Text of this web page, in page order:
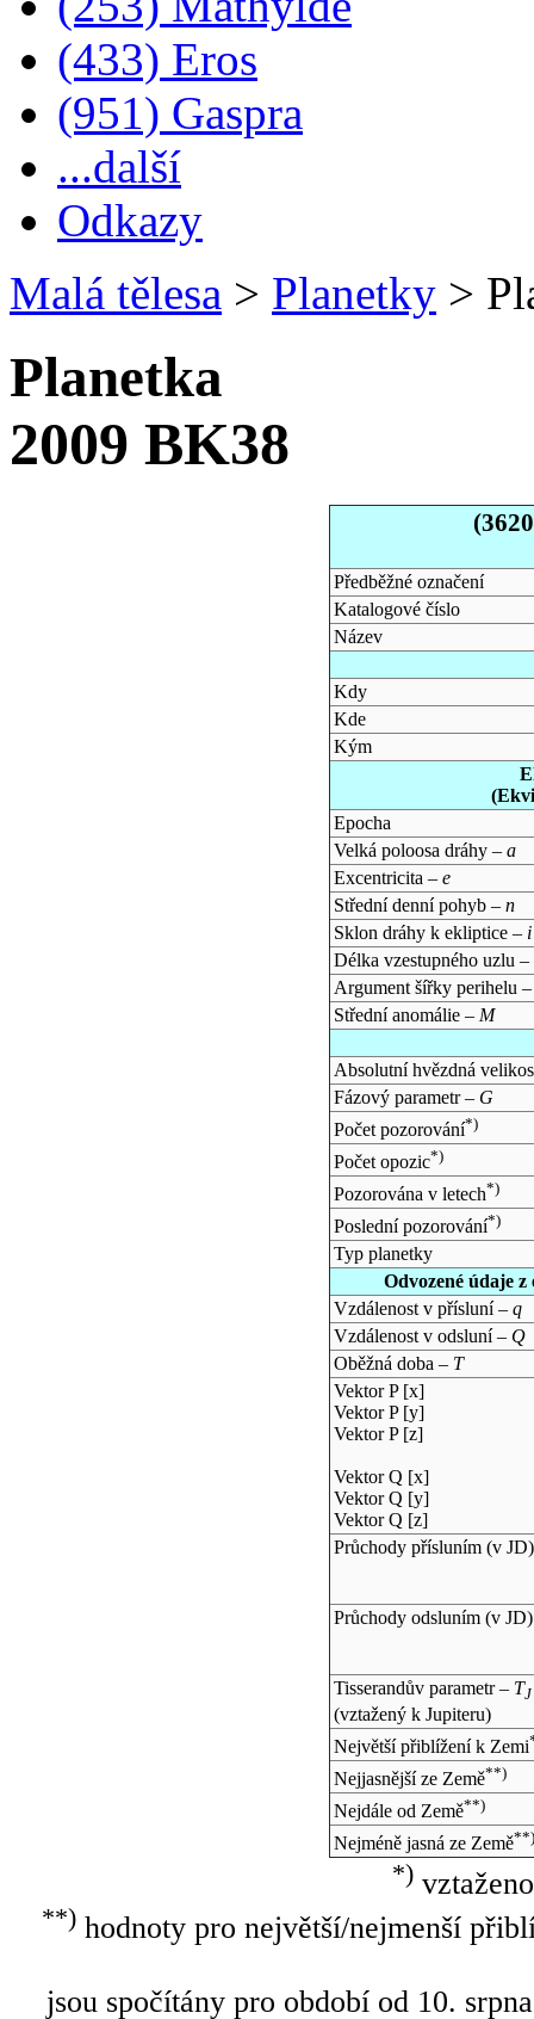
(433) Eros
(951) Gaspra
...další
Odkazy
Malá tělesa > Planetky >
Planetka
2009 BK38
Předběžné označení
Katalogové číslo
Název
Kdy
Kde
Kým
Epocha
Velká poloosa dráhy – a
Excentricita – e
Střední denní pohyb – n
Sklon dráhy k ekliptice – i
Délka vzestupného uzlu –
Argument šířky perihelu
Střední anomálie – M
Absolutní hvězdná
Fázový parametr – G
Počet pozorování*)
Počet opozic*)
Pozorována v letech*)
Poslední pozorování*)
Typ planetky
Odvozené údaje
Vzdálenost v přísluní – q
Vzdálenost v odsluní – Q
Oběžná doba – T
Vektor P [x]
Vektor P [y]
Vektor P [z]
Vektor Q [x]
Vektor Q [y]
Vektor Q [z]
Průchody přísluním (v JD)
Průchody odsluním (v JD)
Tisserandův parametr – TJ
(vztažený k Jupiteru)
Největší přiblížení k Zemi
Nejjasnější ze Země**)
Nejdále od Země**)
Nejméně jasná ze Země**)
*)
**)hodnoty pro největší/nejmenší
jsou spočítány pro období od 10.